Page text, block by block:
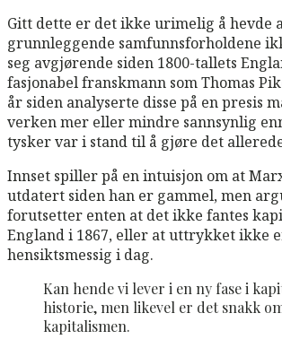
Gitt dette er det ikke urimelig å hevde
grunnleggende samfunnsforholdene
seg avgjørende siden 1800-tallets
fasjonabel franskmann som Thomas
år siden analyserte disse på en presis
verken mer eller mindre sannsynlig
tysker var i stand til å gjøre det
Innset spiller på en intuisjon om at
utdatert siden han er gammel, men
forutsetter enten at det ikke fantes
England i 1867, eller at uttrykket ikke
hensiktsmessig i dag.
Kan hende vi lever i en ny fase i
historie, men likevel er det snakk
kapitalismen.